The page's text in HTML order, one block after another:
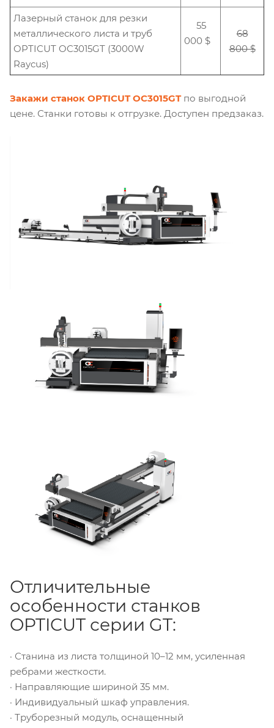
Лазерный станок для резки
металлического листа и труб
OPTICUT OC3015GT (3000W
Raycus)
55
000 $
68
800 $
Закажи станок OPTICUT OC3015GTпо выгодной
цене. Станки готовы к отгрузке. Доступен предзаказ.
Отличительные
особенности станков
OPTICUT серии GT:
· Станина из листа толщиной 10–12 мм, усиленная
ребрами жесткости.
· Направляющие шириной 35 мм.
· Индивидуальный шкаф управления.
· Труборезный модуль, оснащенный